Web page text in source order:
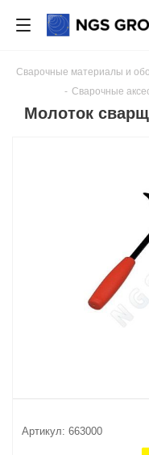
Сварочные материалы и
- Сварочные
Молоток
Артикул: 663000